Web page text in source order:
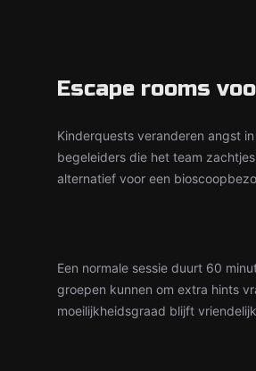
Escape rooms
Kinderquests veranderen angst
begeleiders die het team
alternatief voor een
Een normale sessie duurt 60
groepen kunnen om extra hints
moeilijkheidsgraad blijft